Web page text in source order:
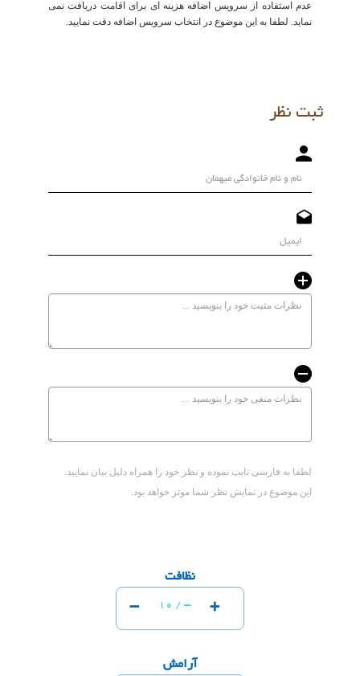
عدم استفاده از سرویس اضافه هزینه ای برای اقامت دریافت نمی
نماید. لطفا به این موضوع در انتخاب سرویس اضافه دقت نمایید.
ثبت نظر
لطفا به فارسی تایب نموده و نظر خود را همراه دلیل بیان نمایید.
این موضوع در نمایش نظر شما موثر خواهد بود.
نظافت
- 10 / - +
آرامش